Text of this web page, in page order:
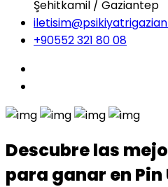
Şehitkamil / Gaziantep
+90552 321 80 08
Descubre las
para ganar en Pin